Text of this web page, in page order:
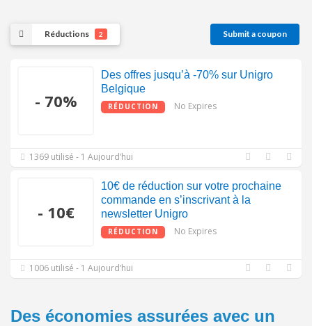
Réductions 2 Submit a coupon
- 70%
Des offres jusqu’à -70% sur Unigro
Belgique
RÉDUCTION No Expires
1369 utilisé - 1 Aujourd’hui
- 10€
10€ de réduction sur votre prochaine
commande en s’inscrivant à la
newsletter Unigro
RÉDUCTION No Expires
1006 utilisé - 1 Aujourd’hui
Des économies assurées avec un